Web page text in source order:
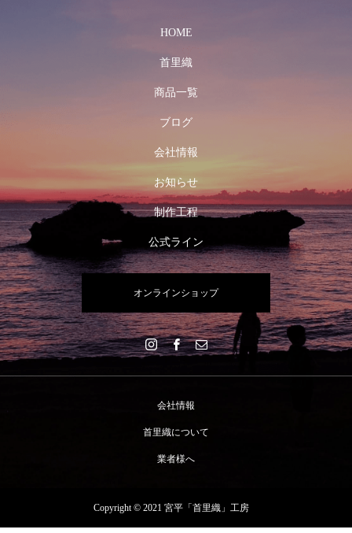
HOME
首里織
商品一覧
ブログ
会社情報
お知らせ
制作工程
公式ライン
オンラインショップ
会社情報
首里織について
業者様へ
Copyright © 2021 宮平「首里織」工房